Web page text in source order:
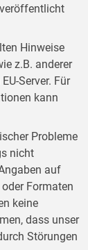
Hinweise
z.B. anderer
Server. Für
kann
Probleme
nicht
auf
Formaten
keine
dass unser
Störungen